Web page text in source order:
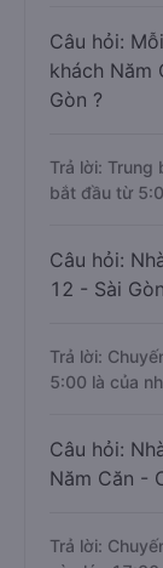
Câu hỏi:
khách Năm
Gòn ?
Trả lời: Trung
bắt đầu từ
Câu hỏi:
12 - Sài
Trả lời:
5:00 là của
Câu hỏi:
Năm Căn -
Trả lời: